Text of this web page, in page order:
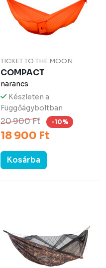
TICKET TO THE MOON
COMPACT
narancs
Készleten a
Függőágyboltban
20 900 Ft -10%
18 900 Ft
Kosárba